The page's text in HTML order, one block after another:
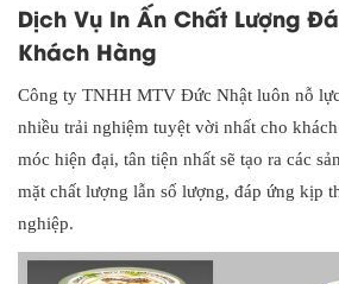
Dịch Vụ In Ấn Chất Lượng
Khách Hàng
Công ty TNHH MTV Đức Nhật luôn nỗ
nhiều trải nghiệm tuyệt vời nhất cho
móc hiện đại, tân tiện nhất sẽ tạo ra các
mặt chất lượng lẫn số lượng, đáp ứng kịp
nghiệp.